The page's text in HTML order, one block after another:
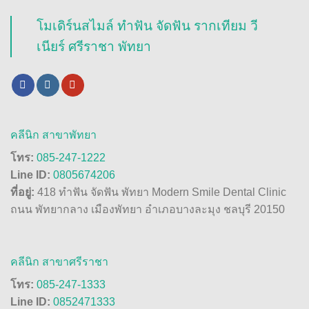
โมเดิร์นสไมล์ ทำฟัน จัดฟัน รากเทียม วี
เนียร์ ศรีราชา พัทยา
คลีนิก สาขาพัทยา
โทร: 085-247-1222
Line ID: 0805674206
ที่อยู่: 418 ทำฟัน จัดฟัน พัทยา Modern Smile Dental Clinic
ถนน พัทยากลาง เมืองพัทยา อำเภอบางละมุง ชลบุรี 20150
คลีนิก สาขาศรีราชา
โทร: 085-247-1333
Line ID: 0852471333